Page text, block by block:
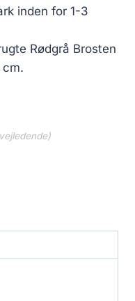
inden for 1-3
Rødgrå Brosten
cm.